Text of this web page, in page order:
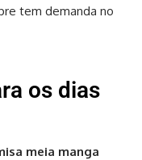
tem demanda no
os dias
meia manga